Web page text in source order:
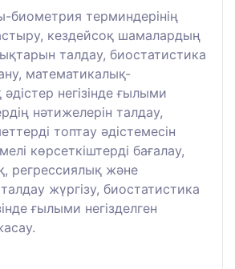
биометрия терминдерінің
кездейсоқ шамалардың
талдау, биостатистика
математикалық-
негізінде ғылыми
нәтижелерін талдау,
топтау әдістемесін
көрсеткіштерді бағалау,
регрессиялық және
жүргізу, биостатистика
ғылыми негізделген